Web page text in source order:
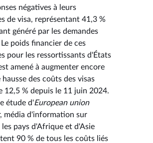
négatives à leurs
de visa, représentant 41,3 %
généré par les demandes
poids financier de ces
pour les ressortissants d'États
amené à augmenter encore
hausse des coûts des visas
12,5 % depuis le 11 juin 2024.
étude d'European union
, média d'information sur
les pays d'Afrique et d'Asie
90 % de tous les coûts liés